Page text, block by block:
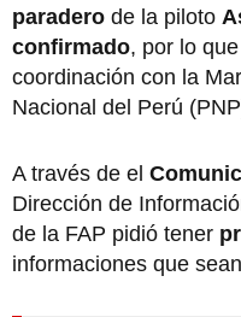
paradero de la piloto
confirmado, por lo
coordinación con la
Nacional del Perú
A través de el
Dirección de
de la FAP pidió tener
informaciones que